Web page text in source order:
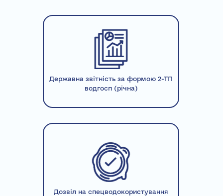
Державна звітність за формою 2-ТП
водгосп (річна)
Дозвіл на спецводокористування